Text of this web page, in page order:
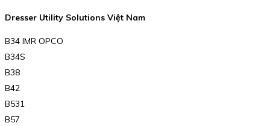
Dresser Utility Solutions Việt Nam
B34 IMR OPCO
B34S
B38
B42
B531
B57